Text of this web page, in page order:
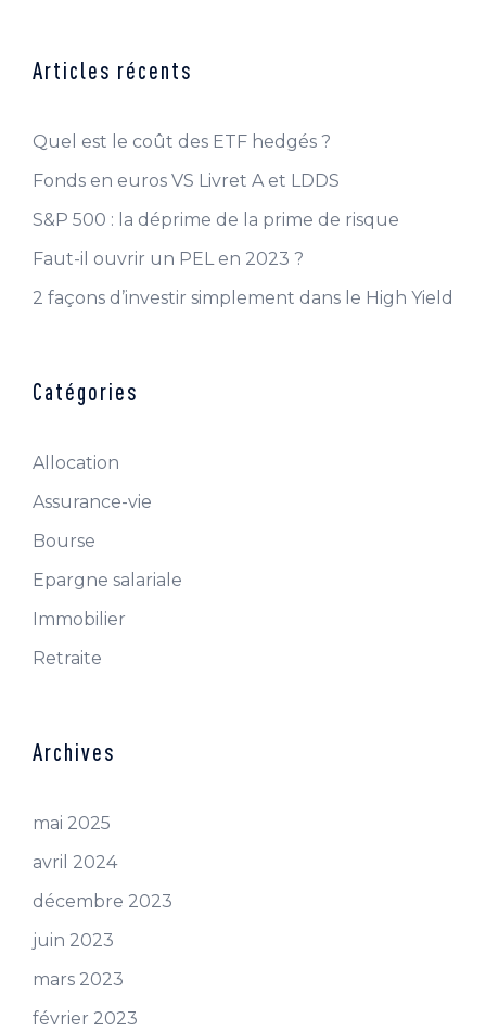
Articles récents
Quel est le coût des ETF hedgés ?
Fonds en euros VS Livret A et LDDS
S&P 500 : la déprime de la prime de risque
Faut-il ouvrir un PEL en 2023 ?
2 façons d’investir simplement dans le High Yield
Catégories
Allocation
Assurance-vie
Bourse
Epargne salariale
Immobilier
Retraite
Archives
mai 2025
avril 2024
décembre 2023
juin 2023
mars 2023
février 2023